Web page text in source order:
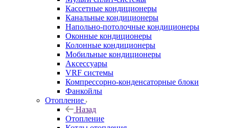
Кассетные кондиционеры
Канальные кондиционеры
Напольно-потолочные кондиционеры
Оконные кондиционеры
Колонные кондиционеры
Мобильные кондиционеры
Аксессуары
VRF системы
Компрессорно-конденсаторные блоки
Фанкойлы
Отопление
Назад
Отопление